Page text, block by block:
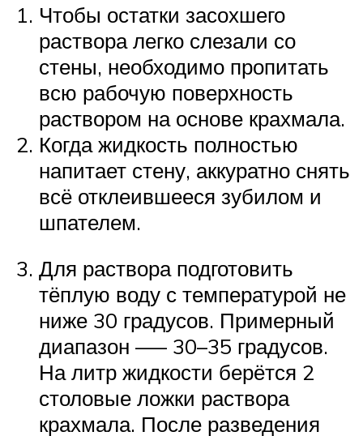
Чтобы остатки засохшего
раствора легко слезали со
стены, необходимо пропитать
всю рабочую поверхность
раствором на основе крахмала.
Когда жидкость полностью
напитает стену, аккуратно снять
всё отклеившееся зубилом и
шпателем.
Для раствора подготовить
тёплую воду с температурой не
ниже 30 градусов. Примерный
диапазон –— 30–35 градусов.
На литр жидкости берётся 2
столовые ложки раствора
крахмала. После разведения